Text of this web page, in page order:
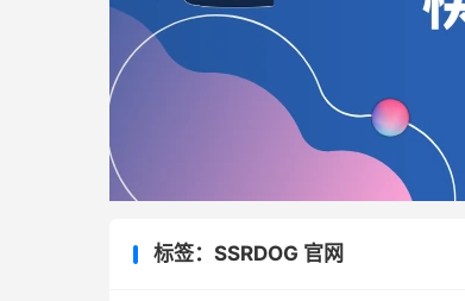
标签：SSRDOG 官网